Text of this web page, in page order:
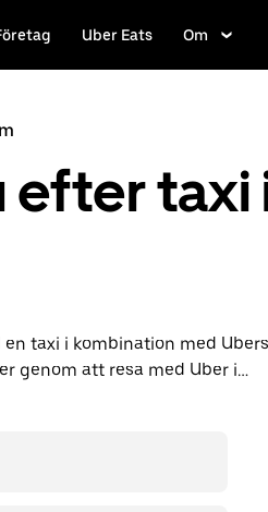
Uber Eats Om
efter taxi
taxi i kombination med Ubers
genom att resa med Uber i
på begäran för sistan
priser för varje resa. Din
bort.